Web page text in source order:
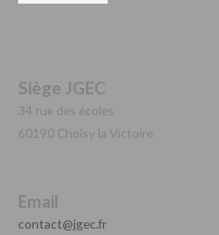
Siège JGEC
34 rue des écoles
60190 Choisy la Victoire
Email
contact@jgec.fr